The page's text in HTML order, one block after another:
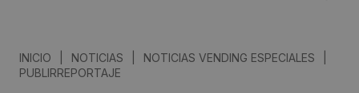
INICIO NOTICIAS NOTICIAS VENDING ESPECIALES
PUBLIRREPORTAJE